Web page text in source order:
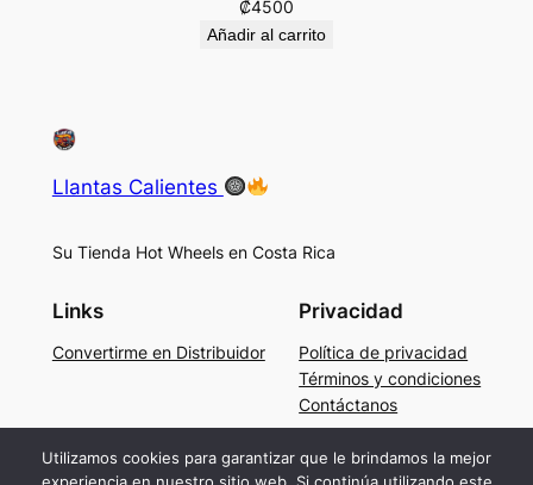
₡4500
Añadir al carrito
Llantas Calientes
Su Tienda Hot Wheels en Costa Rica
Links
Convertirme en Distribuidor
Privacidad
Política de privacidad
Términos y condiciones
Contáctanos
Social
Utilizamos cookies para garantizar que le brindamos la mejor